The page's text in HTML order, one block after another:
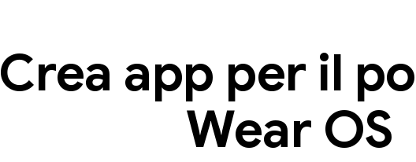
Crea app per il
Wear OS